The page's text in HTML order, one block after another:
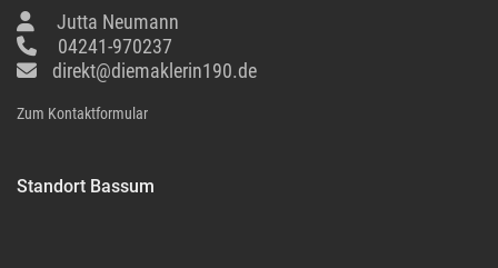
Jutta Neumann
04241-970237
direkt@diemaklerin190.de
Zum Kontaktformular
Standort Bassum